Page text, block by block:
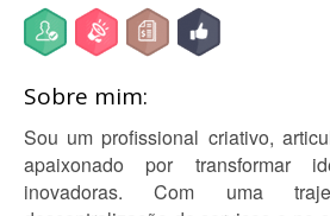
Sobre mim:
Sou um profissional criativo,
apaixonado por transformar
inovadoras. Com uma